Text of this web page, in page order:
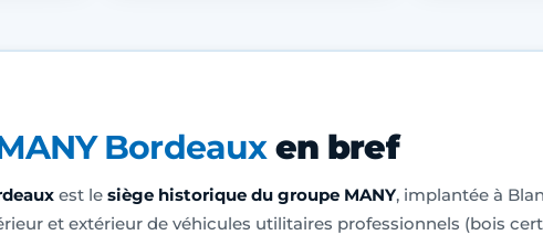
Bordeauxen bref
est le siège historique du groupe MANY, implantée à
et extérieur de véhicules utilitaires professionnels (bois